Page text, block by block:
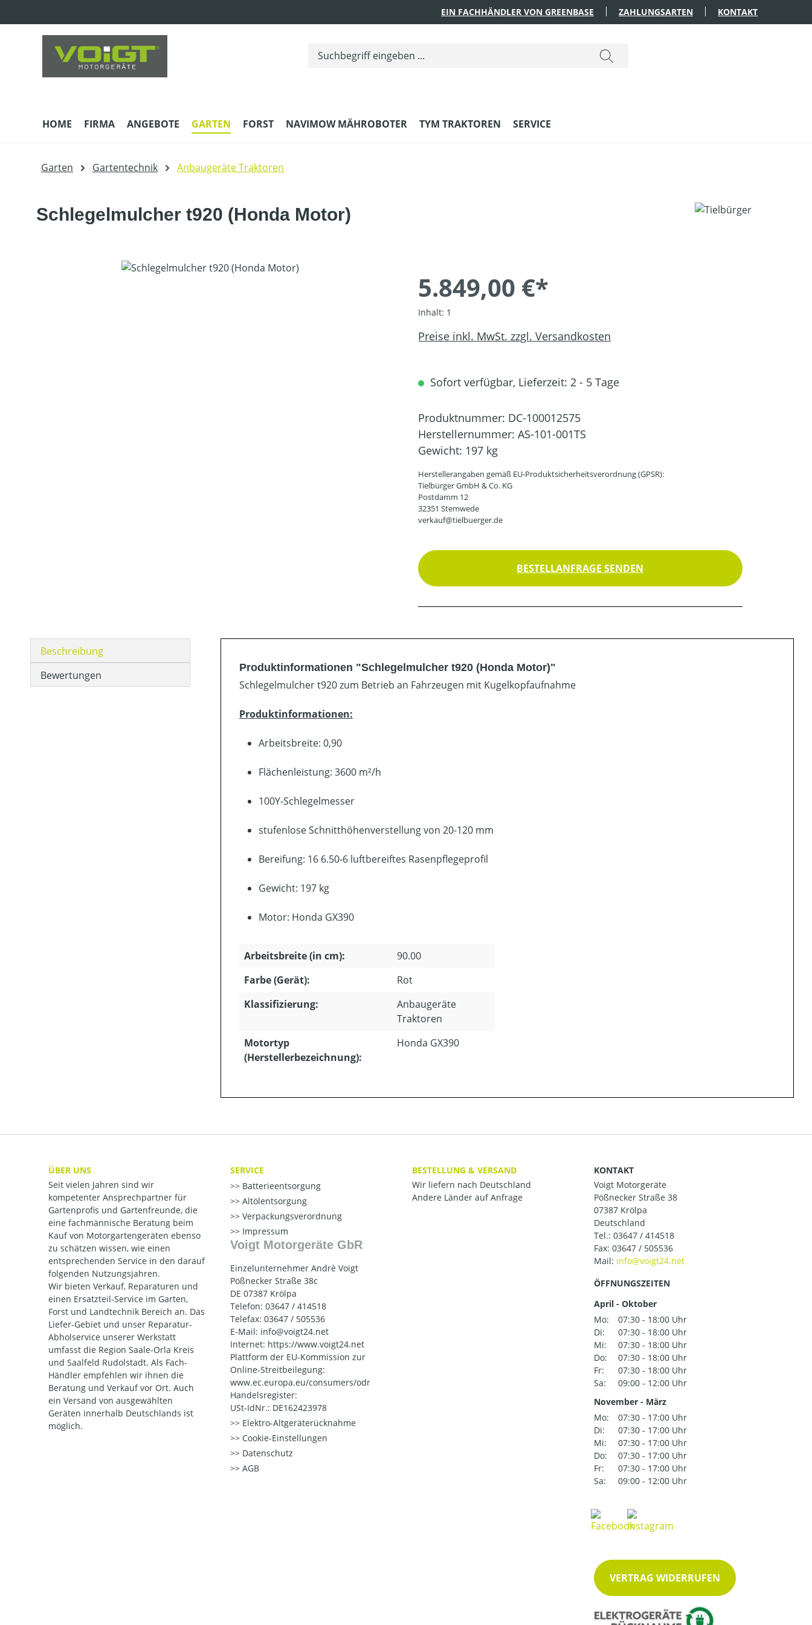
EIN FACHHÄNDLER VON GREENBASE ZAHLUNGSARTEN KONTAKT
HOME FIRMA ANGEBOTE GARTEN FORST NAVIMOW MÄHROBOTER TYM TRAKTOREN SERVICE
Garten Gartentechnik Anbaugeräte Traktoren
Schlegelmulcher t920 (Honda Motor)
Bildergalerie überspringen
5.849,00 €*
Inhalt: 1
Preise inkl. MwSt. zzgl. Versandkosten
Sofort verfügbar, Lieferzeit: 2 - 5 Tage
Produktnummer: DC-100012575
Herstellernummer: AS-101-001TS
Gewicht: 197 kg
Herstellerangaben gemäß EU-Produktsicherheitsverordnung (GPSR):
Tielbürger GmbH & Co. KG
Postdamm 12
32351 Stemwede
verkauf@tielbuerger.de
BESTELLANFRAGE SENDEN
Beschreibung
Bewertungen
Produktinformationen "Schlegelmulcher t920 (Honda Motor)"
Schlegelmulcher t920 zum Betrieb an Fahrzeugen mit Kugelkopfaufnahme
Produktinformationen:
Arbeitsbreite: 0,90
Flächenleistung: 3600 m²/h
100Y-Schlegelmesser
stufenlose Schnitthöhenverstellung von 20-120 mm
Bereifung: 16 6.50-6 luftbereiftes Rasenpflegeprofil
Gewicht: 197 kg
Motor: Honda GX390
Arbeitsbreite (in cm):
90.00
Farbe (Gerät):
Rot
Klassifizierung:
Anbaugeräte
Traktoren
Motortyp
(Herstellerbezeichnung):
Honda GX390
ÜBER UNS
Seit vielen Jahren sind wir
kompetenter Ansprechpartner für
Gartenprofis und Gartenfreunde, die
eine fachmännische Beratung beim
Kauf von Motorgartengeräten ebenso
zu schätzen wissen, wie einen
entsprechenden Service in den darauf
folgenden Nutzungsjahren.
Wir bieten Verkauf, Reparaturen und
einen Ersatzteil-Service im Garten,
Forst und Landtechnik Bereich an. Das
Liefer-Gebiet und unser Reparatur-
Abholservice unserer Werkstatt
umfasst die Region Saale-Orla Kreis
und Saalfeld Rudolstadt. Als Fach-
Händler empfehlen wir ihnen die
Beratung und Verkauf vor Ort. Auch
ein Versand von ausgewählten
Geräten innerhalb Deutschlands ist
möglich.
SERVICE
Batterieentsorgung
Altölentsorgung
Verpackungsverordnung
Impressum
Voigt Motorgeräte GbR
Einzelunternehmer Andrè Voigt
Pößnecker Straße 38c
DE 07387 Krölpa
Telefon: 03647 / 414518
Telefax: 03647 / 505536
E-Mail: info@voigt24.net
Internet: https://www.voigt24.net
Plattform der EU-Kommission zur
Online-Streitbeilegung:
www.ec.europa.eu/consumers/odr
Handelsregister:
USt-IdNr.: DE162423978
Elektro-Altgeräterücknahme
Cookie-Einstellungen
Datenschutz
AGB
BESTELLUNG & VERSAND
Wir liefern nach Deutschland
Andere Länder auf Anfrage
KONTAKT
Voigt Motorgeräte
Pößnecker Straße 38
07387 Krölpa
Deutschland
Tel.: 03647 / 414518
Fax: 03647 / 505536
Mail:
ÖFFNUNGSZEITEN
April - Oktober
Mo:
07:30 - 18:00 Uhr
Di:
07:30 - 18:00 Uhr
Mi:
07:30 - 18:00 Uhr
Do:
07:30 - 18:00 Uhr
Fr:
07:30 - 18:00 Uhr
Sa:
09:00 - 12:00 Uhr
November - März
Mo:
07:30 - 17:00 Uhr
Di:
07:30 - 17:00 Uhr
Mi:
07:30 - 17:00 Uhr
Do:
07:30 - 17:00 Uhr
Fr:
07:30 - 17:00 Uhr
Sa:
09:00 - 12:00 Uhr
VERTRAG WIDERRUFEN